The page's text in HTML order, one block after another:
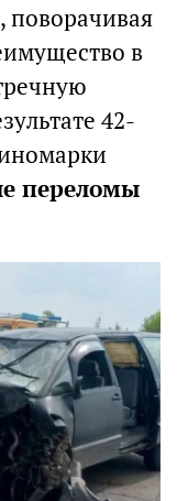
поворачивая
в
42-
переломы